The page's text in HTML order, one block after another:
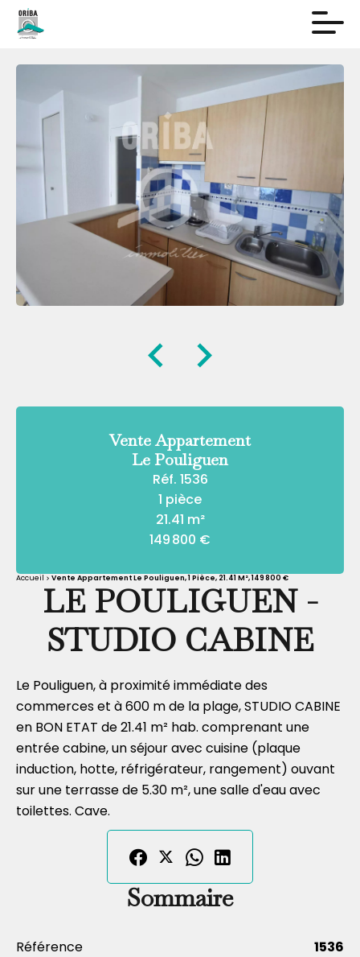
Vente Appartement
Le Pouliguen
Réf. 1536
1 pièce
21.41 m²
149 800 €
Accueil Vente Appartement Le Pouliguen, 1 Pièce, 21.41 M², 149 800 €
LE POULIGUEN -
STUDIO CABINE
Le Pouliguen, à proximité immédiate des
commerces et à 600 m de la plage, STUDIO CABINE
en BON ETAT de 21.41 m² hab. comprenant une
entrée cabine, un séjour avec cuisine (plaque
induction, hotte, réfrigérateur, rangement) ouvant
sur une terrasse de 5.30 m², une salle d'eau avec
toilettes. Cave.
Sommaire
Référence 1536